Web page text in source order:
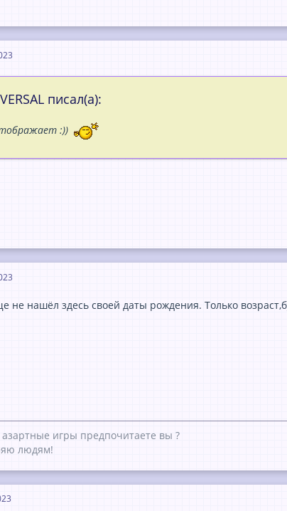
писал(а):
:))
не нашёл здесь своей даты рождения. Только
азартные игры предпочитаете вы ?
людям!